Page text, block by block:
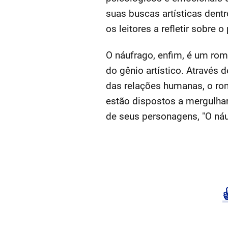
suas buscas artísticas
os leitores a refletir sobre o
O náufrago, enfim, é um
do gênio artístico. Através
das relações humanas, o
estão dispostos a
de seus personagens, "O